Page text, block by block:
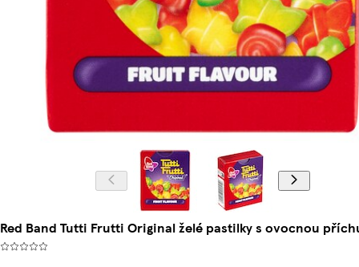
Red Band Tutti Frutti Original želé pastilky s ovocnou